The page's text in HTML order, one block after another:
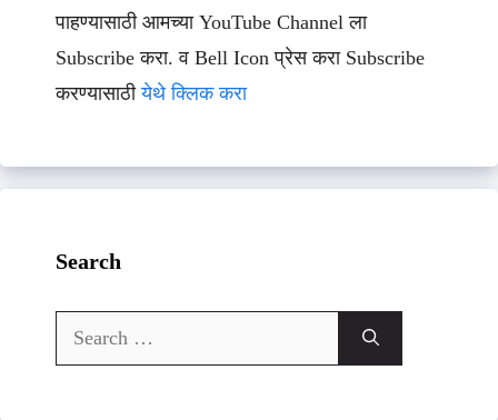
पाहण्यासाठी आमच्या YouTube Channel ला
Subscribe करा. व Bell Icon प्रेस करा Subscribe
करण्यासाठीयेथे क्लिक करा
Search
Search
for: